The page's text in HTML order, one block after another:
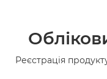
Реєстрація